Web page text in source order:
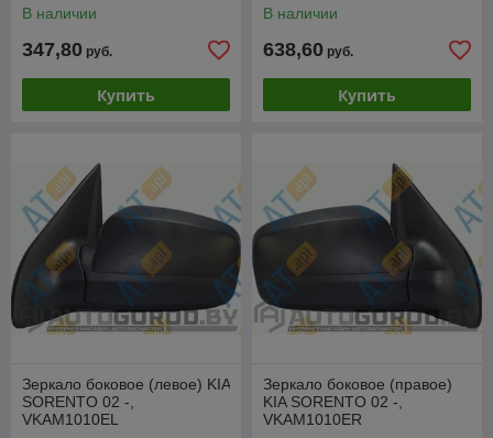
В наличии
347,80 руб.
Купить
В наличии
638,60 руб.
Купить
Зеркало боковое (левое) KIA
SORENTO 02 -,
VKAM1010EL
Зеркало боковое (правое)
KIA SORENTO 02 -,
VKAM1010ER